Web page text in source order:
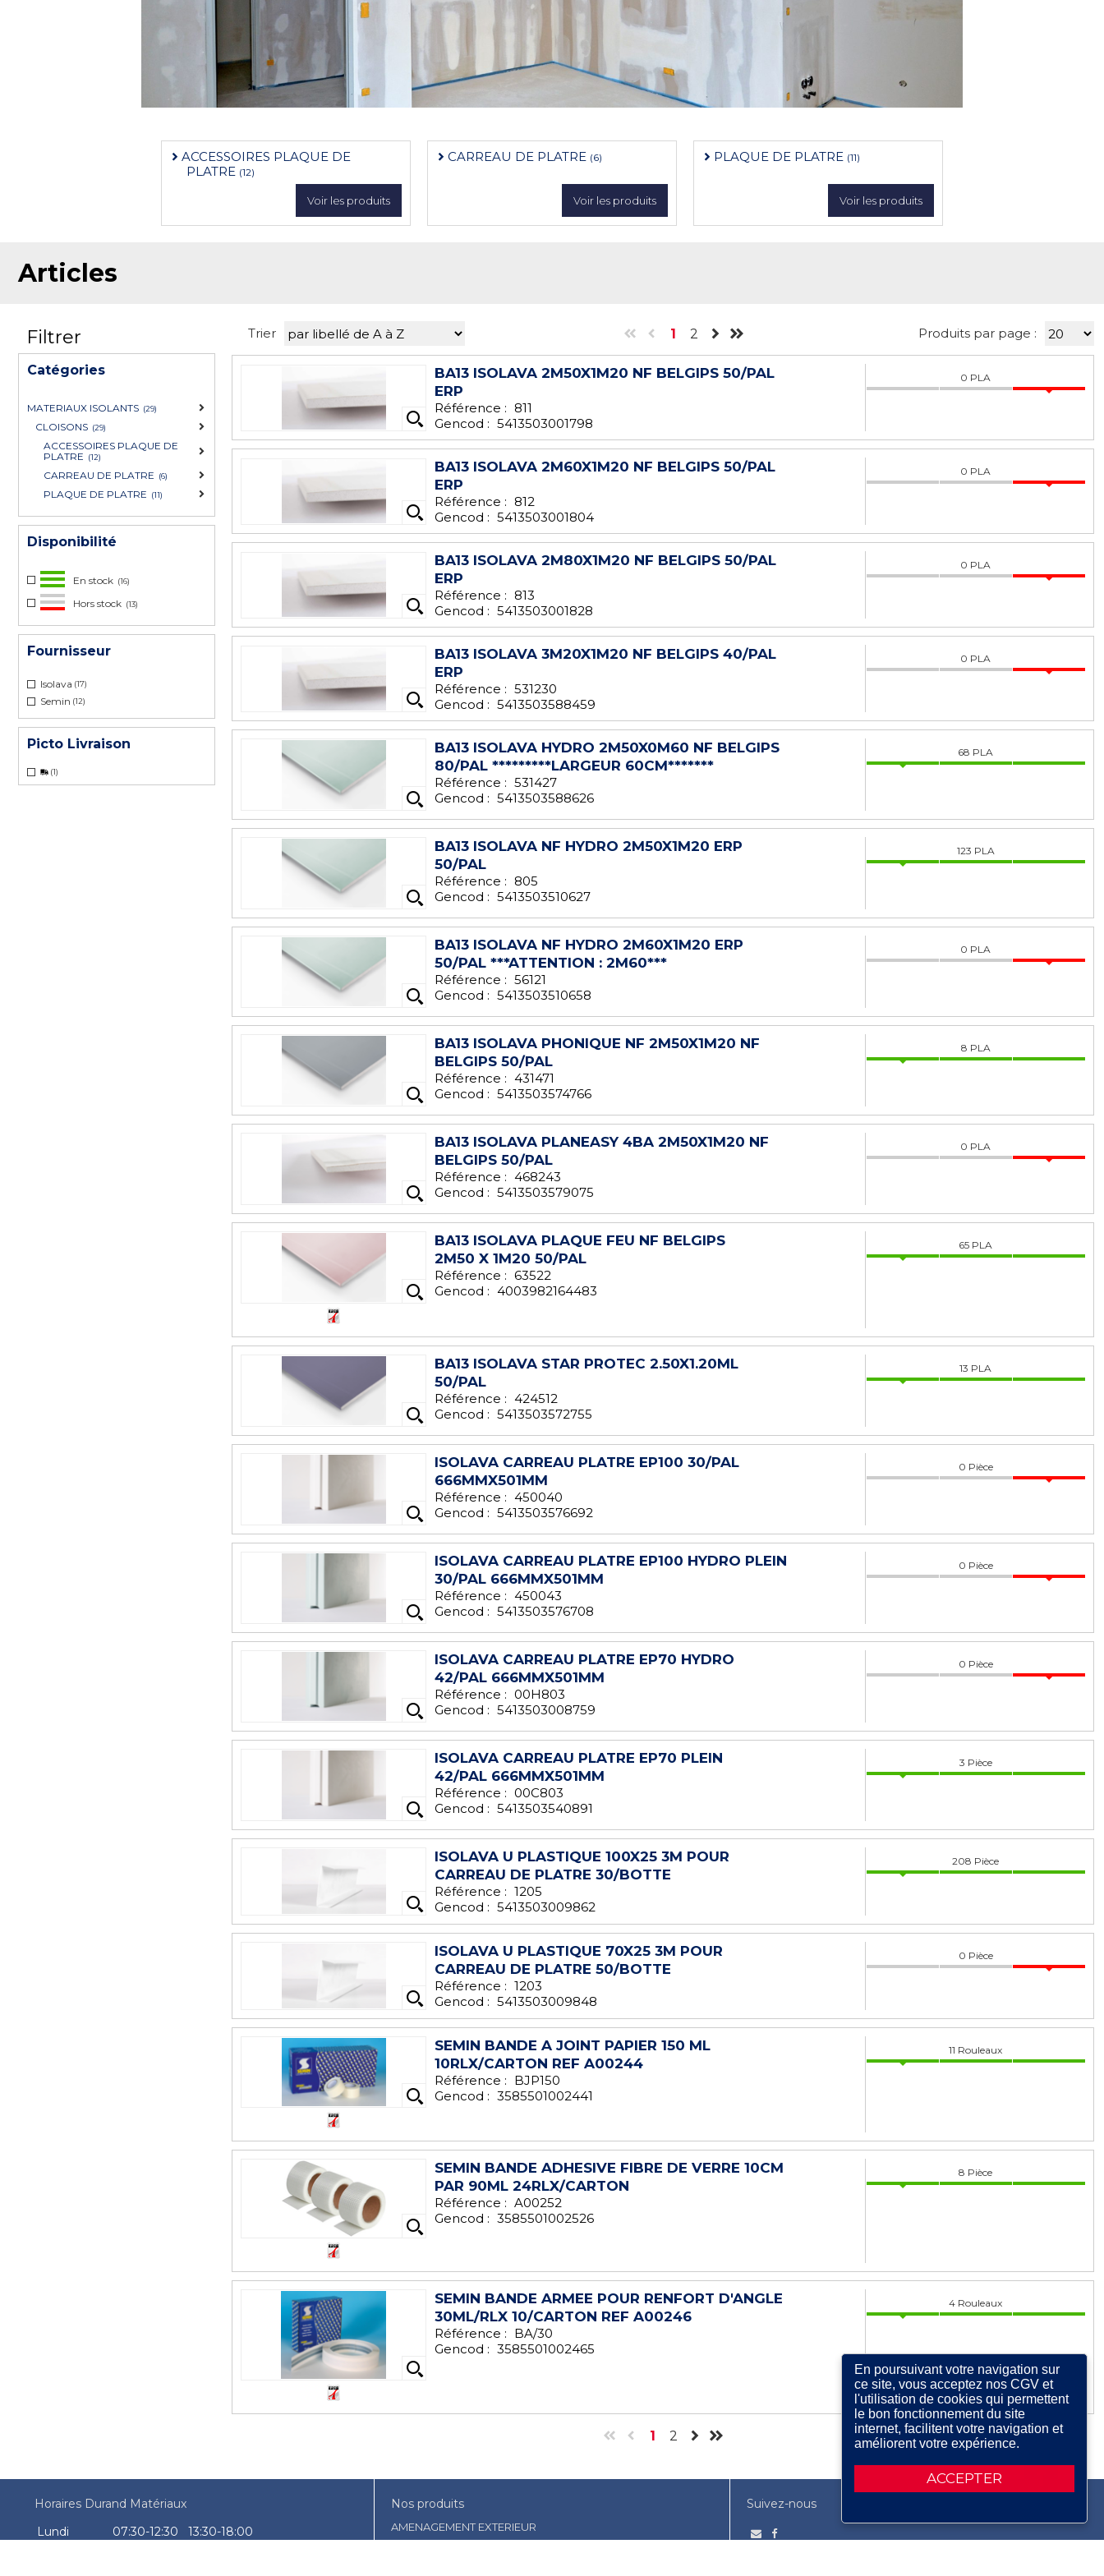
ACCEPTER
En poursuivant votre navigation sur
ce site, vous acceptez nos CGV et
l'utilisation de cookies qui permettent
le bon fonctionnement du site
internet, facilitent votre navigation et
améliorent votre expérience.
ACCESSOIRES PLAQUE DE
PLATRE (12)
Voir les produits
CARREAU DE PLATRE (6)
Voir les produits
PLAQUE DE PLATRE (11)
Voir les produits
Articles
Filtrer
Catégories
MATERIAUX ISOLANTS (29)
CLOISONS (29)
ACCESSOIRES PLAQUE DE
PLATRE
(12)
CARREAU DE PLATRE (6)
PLAQUE DE PLATRE (11)
Disponibilité
En stock (16)
Hors stock (13)
Fournisseur
Isolava (17)
Semin (12)
Picto Livraison
(1)
Trier 1 2 Produits par page :
BA13 ISOLAVA 2M50X1M20 NF BELGIPS 50/PAL
ERP
Référence : 811
Gencod : 5413503001798
0 PLA
BA13 ISOLAVA 2M60X1M20 NF BELGIPS 50/PAL
ERP
Référence : 812
Gencod : 5413503001804
0 PLA
BA13 ISOLAVA 2M80X1M20 NF BELGIPS 50/PAL
ERP
Référence : 813
Gencod : 5413503001828
0 PLA
BA13 ISOLAVA 3M20X1M20 NF BELGIPS 40/PAL
ERP
Référence : 531230
Gencod : 5413503588459
0 PLA
BA13 ISOLAVA HYDRO 2M50X0M60 NF BELGIPS
80/PAL *********LARGEUR 60CM*******
Référence : 531427
Gencod : 5413503588626
68 PLA
BA13 ISOLAVA NF HYDRO 2M50X1M20 ERP
50/PAL
Référence : 805
Gencod : 5413503510627
123 PLA
BA13 ISOLAVA NF HYDRO 2M60X1M20 ERP
50/PAL ***ATTENTION : 2M60***
Référence : 56121
Gencod : 5413503510658
0 PLA
BA13 ISOLAVA PHONIQUE NF 2M50X1M20 NF
BELGIPS 50/PAL
Référence : 431471
Gencod : 5413503574766
8 PLA
BA13 ISOLAVA PLANEASY 4BA 2M50X1M20 NF
BELGIPS 50/PAL
Référence : 468243
Gencod : 5413503579075
0 PLA
BA13 ISOLAVA PLAQUE FEU NF BELGIPS
2M50 X 1M20 50/PAL
Référence : 63522
Gencod : 4003982164483
65 PLA
BA13 ISOLAVA STAR PROTEC 2.50X1.20ML
50/PAL
Référence : 424512
Gencod : 5413503572755
13 PLA
ISOLAVA CARREAU PLATRE EP100 30/PAL
666MMX501MM
Référence : 450040
Gencod : 5413503576692
0 Pièce
ISOLAVA CARREAU PLATRE EP100 HYDRO PLEIN
30/PAL 666MMX501MM
Référence : 450043
Gencod : 5413503576708
0 Pièce
ISOLAVA CARREAU PLATRE EP70 HYDRO
42/PAL 666MMX501MM
Référence : 00H803
Gencod : 5413503008759
0 Pièce
ISOLAVA CARREAU PLATRE EP70 PLEIN
42/PAL 666MMX501MM
Référence : 00C803
Gencod : 5413503540891
3 Pièce
ISOLAVA U PLASTIQUE 100X25 3M POUR
CARREAU DE PLATRE 30/BOTTE
Référence : 1205
Gencod : 5413503009862
208 Pièce
ISOLAVA U PLASTIQUE 70X25 3M POUR
CARREAU DE PLATRE 50/BOTTE
Référence : 1203
Gencod : 5413503009848
0 Pièce
SEMIN BANDE A JOINT PAPIER 150 ML
10RLX/CARTON REF A00244
Référence : BJP150
Gencod : 3585501002441
11 Rouleaux
SEMIN BANDE ADHESIVE FIBRE DE VERRE 10CM
PAR 90ML 24RLX/CARTON
Référence : A00252
Gencod : 3585501002526
8 Pièce
SEMIN BANDE ARMEE POUR RENFORT D'ANGLE
30ML/RLX 10/CARTON REF A00246
Référence : BA/30
Gencod : 3585501002465
4 Rouleaux
1 2
Horaires Durand Matériaux
Lundi
07:30-12:30
13:30-18:00
Nos produits
AMENAGEMENT EXTERIEUR
BOIS ET PANNEAUX
Suivez-nous